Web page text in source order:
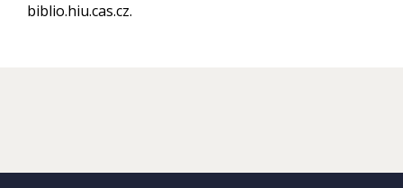
biblio.hiu.cas.cz.